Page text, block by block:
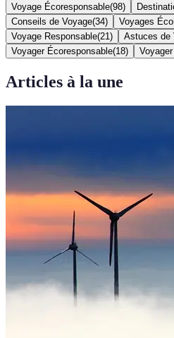
Voyage Écoresponsable(98)
Conseils de Voyage(34) Voyages
Voyage Responsable(21 ) Astuces de
Voyager Écoresponsable(18)
Articles à la une